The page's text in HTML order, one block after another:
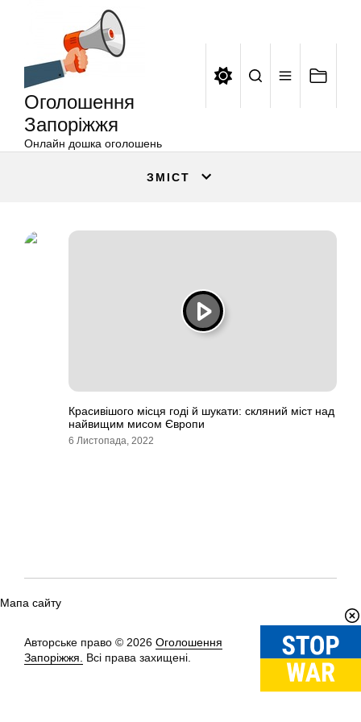
Оголошення
Запоріжжя
Онлайн дошка оголошень
ЗМІСТ
Красивішого місця годі й шукати: скляний міст над
найвищим мисом Європи
6 Листопада, 2022
Мапа сайту
Авторське право © 2026 Оголошення
Запоріжжя.
Всі права захищені.
Вгору↑